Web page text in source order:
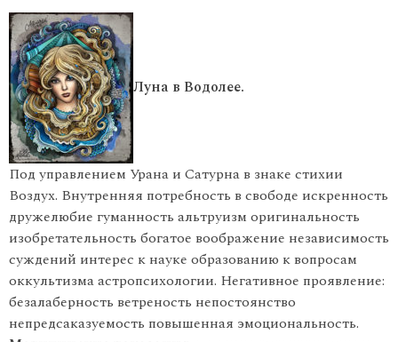
Луна в Водолее.
Под управлением Урана и Сатурна в знаке стихии
Воздух. Внутренняя потребность в свободе искренность
дружелюбие гуманность альтруизм оригинальность
изобретательность богатое воображение независимость
суждений интерес к науке образованию к вопросам
оккультизма астропсихологии. Негативное проявление:
безалаберность ветреность непостоянство
непредсаказуемость повышенная эмоциональность.